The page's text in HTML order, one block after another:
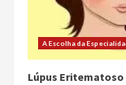
A Escolha da
Lúpus